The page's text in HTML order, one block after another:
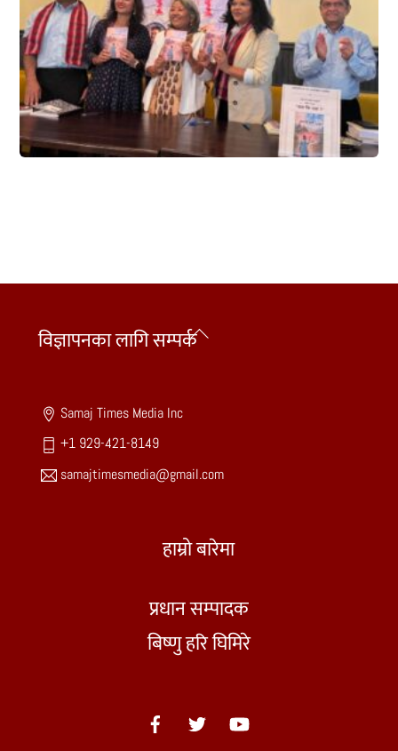
Back
विज्ञापनका लागि सम्पर्क
Samaj Times Media Inc
+1 929-421-8149
samajtimesmedia@gmail.com
हाम्रो बारेमा
प्रधान सम्पादक
बिष्णु हरि घिमिरे